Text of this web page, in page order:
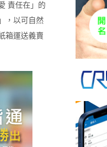
責任在」的
，以可自然
箱運送義賣